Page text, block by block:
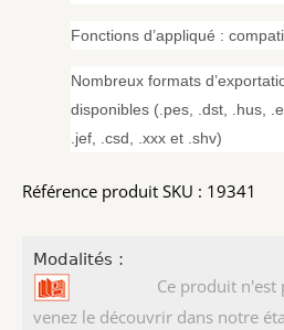
Fonctions d’appliqué :
Nombreux formats
disponibles (.pes, .dst, .hus,
.jef, .csd, .xxx et .shv)
Référence produit SKU : 19341
Modalités :
Ce produit n'est
venez le découvrir dans notre